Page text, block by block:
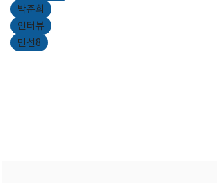
박준희
인터뷰
민선8